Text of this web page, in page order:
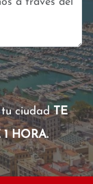
tu ciudadTE
HORA.